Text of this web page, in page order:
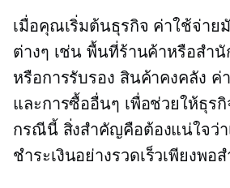
เมื่อคุณเริ่มต้นธุรกิจ ค่าใช้จ่าย
ต่างๆ เช่น พื้นที่ร้านค้าหรือสำ
หรือการรับรอง สินค้าคงคลัง ค่
และการซื้ออื่นๆ เพื่อช่วยให้ธุร
กรณีนี้ สิ่งสำคัญคือต้องแน่ใจว่า
ชำระเงินอย่างรวดเร็วเพียงพอ